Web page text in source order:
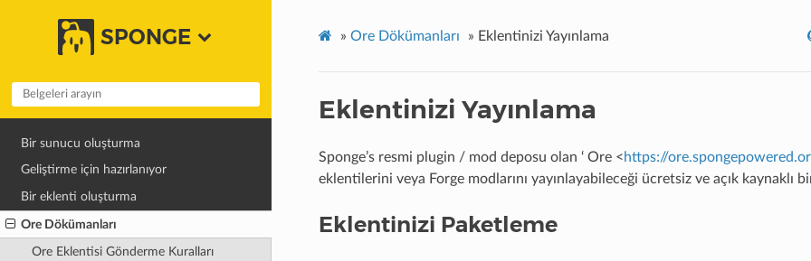
SPONGE
Bir sunucu oluşturma
Geliştirme için hazırlanıyor
Bir eklenti oluşturma
Ore Dökümanları
Ore Eklentisi Gönderme Kuralları
» Ore Dökümanları » Eklentinizi Yayınlama
Eklentinizi Yayınlama
Sponge’s resmi plugin / mod deposu olan ‘ Ore <https://
eklentilerini veya Forge modlarını yayınlayabileceği ücretsiz ve açık kaynaklı
Eklentinizi Paketleme